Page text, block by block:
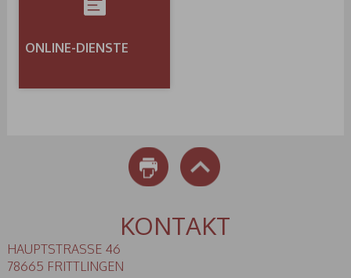
ONLINE-DIENSTE
NACH OBEN
KONTAKT
HAUPTSTRASSE 46
78665 FRITTLINGEN